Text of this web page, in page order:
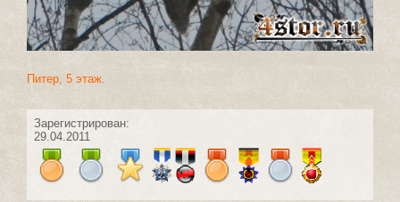
Питер, 5 этаж.
Зарегистрирован:
29.04.2011